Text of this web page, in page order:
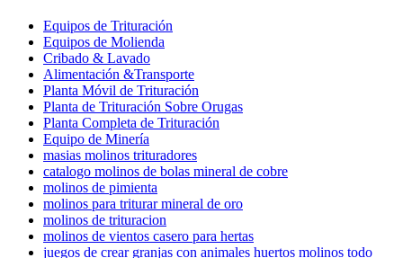
Equipos de Trituración
Equipos de Molienda
Cribado & Lavado
Alimentación &Transporte
Planta Móvil de Trituración
Planta de Trituración Sobre Orugas
Planta Completa de Trituración
Equipo de Minería
masias molinos trituradores
catalogo molinos de bolas mineral de cobre
molinos de pimienta
molinos para triturar mineral de oro
molinos de trituracion
molinos de vientos casero para hertas
juegos de crear granjas con animales huertos molinos todo